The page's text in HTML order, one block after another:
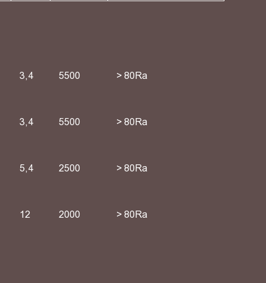
3,4 5500 > 80Ra
3,4 5500 > 80Ra
5,4 2500 > 80Ra
12 2000 > 80Ra